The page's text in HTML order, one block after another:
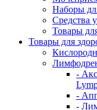
Наборы
Средства
Товары
Товары для
-
-
-